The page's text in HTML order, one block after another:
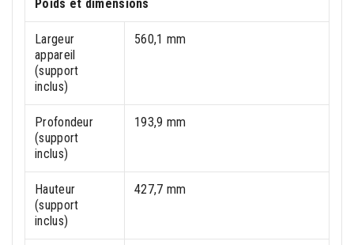
Poids et dimensions
Largeur
appareil
(support
inclus)
560,1 mm
Profondeur
(support
inclus)
193,9 mm
Hauteur
(support
inclus)
427,7 mm